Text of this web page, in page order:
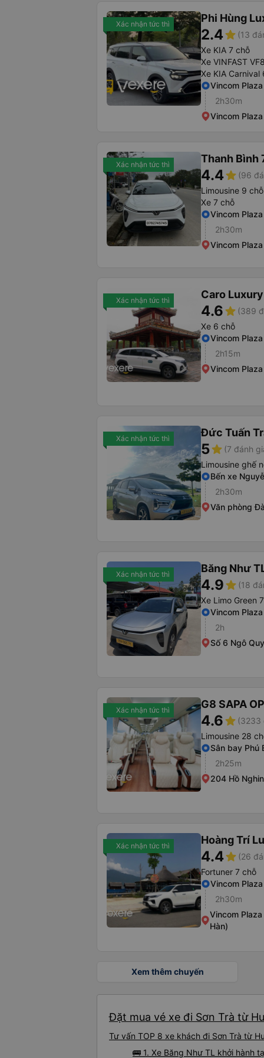
Xác nhận tức thì Phi Hùng
2.4star (13
Xe KIA 7 chỗ
Xe VINFAST VF8
Xe KIA Carnival
Vincom
2h30m
Vincom
Xác nhận tức thì Thanh Bình
4.4star (96
Limousine 9 chỗ
Xe 7 chỗ
Vincom
2h30m
Vincom
Xác nhận tức thì Caro Luxury
4.6star (389
Xe 6 chỗ
Vincom
2h15m
Vincom
Xác nhận tức thì Đức Tuấn
5star (7 đánh
Limousine ghế
Bến xe
2h30m
Văn phòng
Xác nhận tức thì Băng Như
4.9star (18
Xe Limo Green
Vincom
2h
Số 6 Ngô
Xác nhận tức thì G8 SAPA
4.6star (3233
Limousine 28
Sân bay Phú
2h25m
204 Hồ
Xác nhận tức thì Hoàng Trí
4.4star (26
Fortuner 7 chỗ
Vincom Plaza
2h30m
Vincom
Hàn)
Xem thêm chuyến
Đặt mua vé xe đi Sơn Trà từ
Tư vấn TOP 8 xe khách đi Sơn Trà từ
🚌 1. Xe Băng Như TL khởi hành